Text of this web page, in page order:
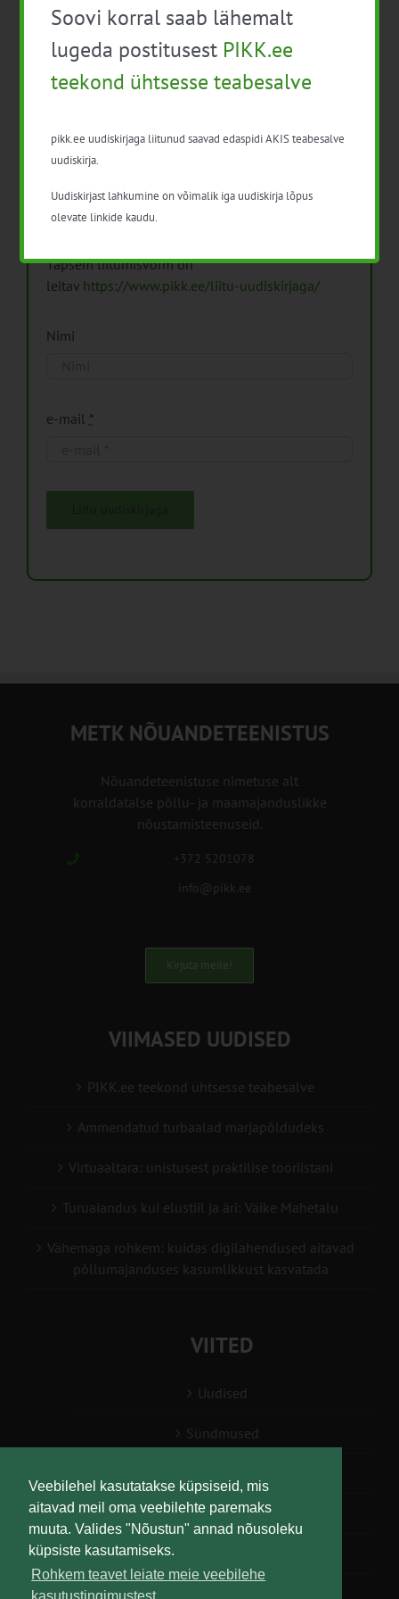
Veebilehel kasutatakse küpsiseid, mis
aitavad meil oma veebilehte paremaks
muuta. Valides "Nõustun" annad nõusoleku
küpsiste kasutamiseks.
Rohkem teavet leiate meie veebilehe
Pikk.ee uudiskirjaga liitumine.
Isikuandmeid töötleme vastavalt
Isikuandmete
Täpsem liitumisvorm on
leitav https://www.pikk.ee/liitu-uudiskirjaga/
Nimi
e-mail *
METK NÕUANDETEENISTUS
Nõuandeteenistuse nimetuse alt
korraldatalse põllu- ja maamajanduslikke
nõustamisteenuseid.
+372 5201078
info@pikk.ee
Kirjuta meile!
VIIMASED UUDISED
PIKK.ee teekond ühtsesse teabesalve
Ammendatud turbaalad marjapõldudeks
Virtuaaltara: unistusest praktilise tööriistani
Turuaiandus kui elustiil ja äri: Väike Mahetalu
Vähemaga rohkem: kuidas digilahendused aitavad
põllumajanduses kasumlikkust kasvatada
VIITED
Uudised
Sündmused
Teabesalv
Liitu uudiskirjaga
Soovi korral saab lähemalt
lugeda postitusest PIKK.ee
teekond ühtsesse teabesalve
pikk.ee uudiskirjaga liitunud saavad edaspidi AKIS teabesalve
uudiskirja.
Uudiskirjast lahkumine on võimalik iga uudiskirja lõpus
olevate linkide kaudu.